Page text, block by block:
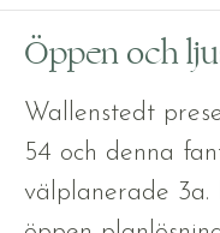
Öppen och
Wallenstedt
54 och denna
välplanerade